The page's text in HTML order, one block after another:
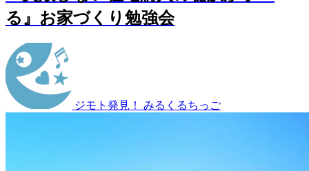
る』お家づくり勉強会
ジモト発見！ みるくるちっご